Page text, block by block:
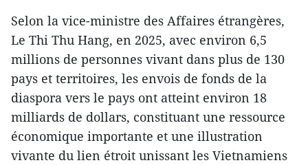
Selon la vice-ministre des Affaires étrangères,
Le Thi Thu Hang, en 2025, avec environ 6,5
millions de personnes vivant dans plus de 130
pays et territoires, les envois de fonds de la
diaspora vers le pays ont atteint environ 18
milliards de dollars, constituant une ressource
économique importante et une illustration
vivante du lien étroit unissant les Vietnamiens